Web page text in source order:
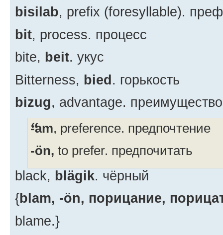
bisilab, prefix (foresyllable).
bit, process. процесс
bite, beit. укус
Bitterness, bied. горькость
bizug, advantage. преимущество
-am, preference. предпочтение
-ön, to prefer. предпочитать
black, blägik. чёрный
{blam, -ön, порицание,
blame.}